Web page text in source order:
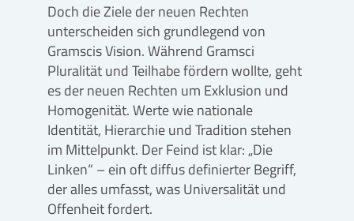
Doch die Ziele der neuen Rechten
unterscheiden sich grundlegend von
Gramscis Vision. Während Gramsci
Pluralität und Teilhabe fördern wollte, geht
es der neuen Rechten um Exklusion und
Homogenität. Werte wie nationale
Identität, Hierarchie und Tradition stehen
im Mittelpunkt. Der Feind ist klar: „Die
Linken“ – ein oft diffus definierter Begriff,
der alles umfasst, was Universalität und
Offenheit fordert.